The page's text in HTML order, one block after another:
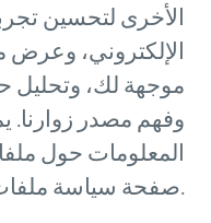
الأخرى لتحسين
الإلكتروني،
موجهة لك، وتحليل
وفهم مصدر زوارنا.
المعلومات حول
صفحة سياسة ملفات تعريف الارتباط الخاصة بنا.